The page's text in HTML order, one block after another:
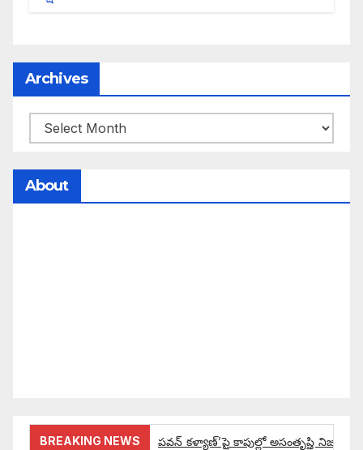
Archives
About
BREAKING NEWS పవన్ కళ్యాణ్’పై కాపుల్లో అసంతృప్తి నిజమేనా: